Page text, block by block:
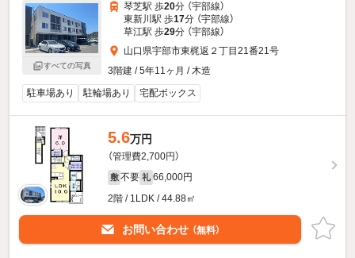
すべての写真
琴芝駅 歩20分 （宇部線）
東新川駅 歩17分 （宇部線）
草江駅 歩29分 （宇部線）
山口県宇部市東梶返２丁目21番21号
3階建 / 5年11ヶ月 / 木造
駐車場あり
駐輪場あり 宅配ボックス
5.6万円
（管理費2,700円）
敷 不要 礼 66,000円
2階 / 1LDK / 44.88㎡
お問い合わせ （無料）